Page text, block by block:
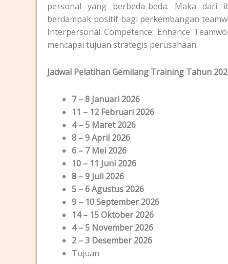
personal yang berbeda-beda. Maka
berdampak positif bagi perkembangan
Interpersonal Competence: Enhance
mencapai tujuan strategis perusahaan.
Jadwal Pelatihan Gemilang Training Tahun
7 – 8 Januari 2026
11 – 12 Februari 2026
4 – 5 Maret 2026
8 – 9 April 2026
6 – 7 Mei 2026
10 – 11 Juni 2026
8 – 9 Juli 2026
5 – 6 Agustus 2026
9 – 10 September 2026
14 – 15 Oktober 2026
4 – 5 November 2026
2 – 3 Desember 2026
Tujuan